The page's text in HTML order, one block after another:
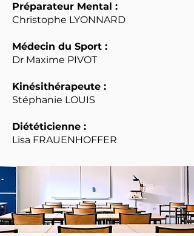
Préparateur Mental :
Christophe LYONNARD
Médecin du Sport :
Dr Maxime PIVOT
Kinésithérapeute :
Stéphanie LOUIS
Diététicienne :
Lisa FRAUENHOFFER